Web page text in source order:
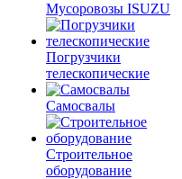
Мусоровозы ISUZU
Погрузчики
телескопические
Самосвалы
Строительное
оборудование